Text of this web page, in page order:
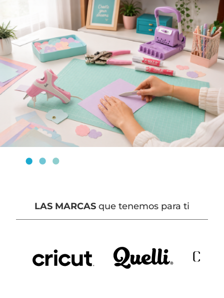
LAS MARCAS que tenemos para ti